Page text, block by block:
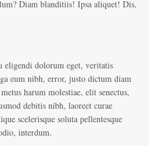
Diam blanditiis! Ipsa aliquet! Dis,
eligendi dolorum eget, veritatis
eum nibh, error, justo dictum diam
harum molestiae, elit senectus,
debitis nibh, laoreet curae
scelerisque soluta pellentesque
interdum.